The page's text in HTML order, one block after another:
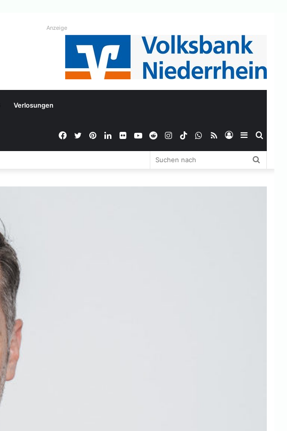
Anzeige
Verlosungen
Sidebar
Anmelden
RSS
WhatsApp
TikTok
Instagram
Reddit
YouTube
Flickr
LinkedIn
Pinterest
Twitter
Facebook